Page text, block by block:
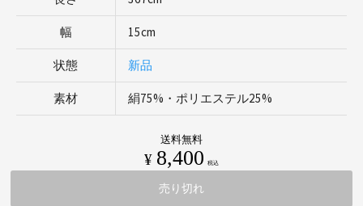
幅 15cm
状態 新品
素材 絹75%・ポリエステル25%
送料無料
¥ 8,400 税込
売り切れ